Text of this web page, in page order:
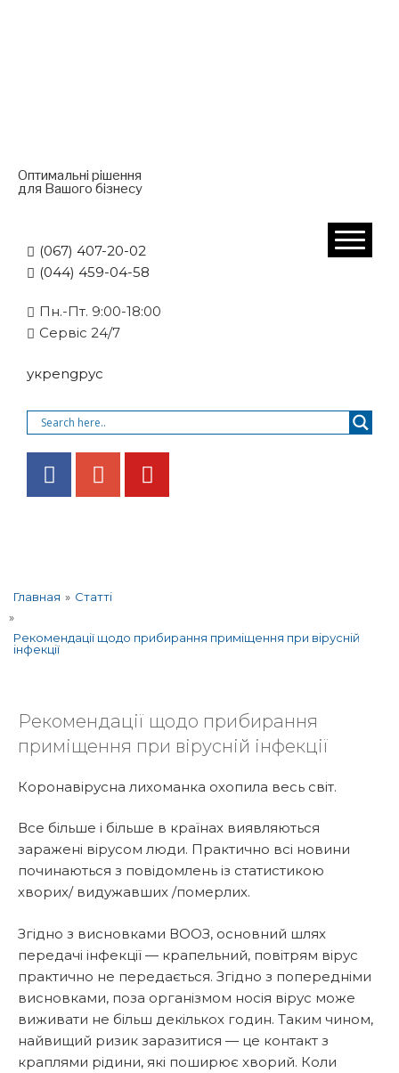
Оптимальні рішення
для Вашого бізнесу
(067) 407-20-02
(044) 459-04-58
Пн.-Пт. 9:00-18:00
Cервіс 24/7
укрengрус
Главная » Статті
»
Рекомендації щодо прибирання приміщення при вірусній
інфекції
Рекомендації щодо прибирання
приміщення при вірусній інфекції
Коронавірусна лихоманка охопила весь світ.
Все більше і більше в країнах виявляються
заражені вірусом люди. Практично всі новини
починаються з повідомлень із статистикою
хворих/ видужавших /померлих.
Згідно з висновками ВООЗ, основний шлях
передачі інфекції — крапельний, повітрям вірус
практично не передається. Згідно з попередніми
висновками, поза організмом носія вірус може
виживати не більш декількох годин. Таким чином,
найвищий ризик заразитися ­— це контакт з
краплями рідини, які поширює хворий. Коли